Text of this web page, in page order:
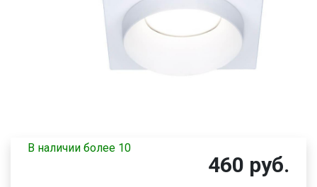
В наличии более 10
460 руб.